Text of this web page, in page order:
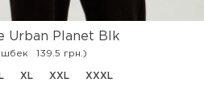
Urban Planet Blk
139.5 грн.)
L XL XXL XXXL